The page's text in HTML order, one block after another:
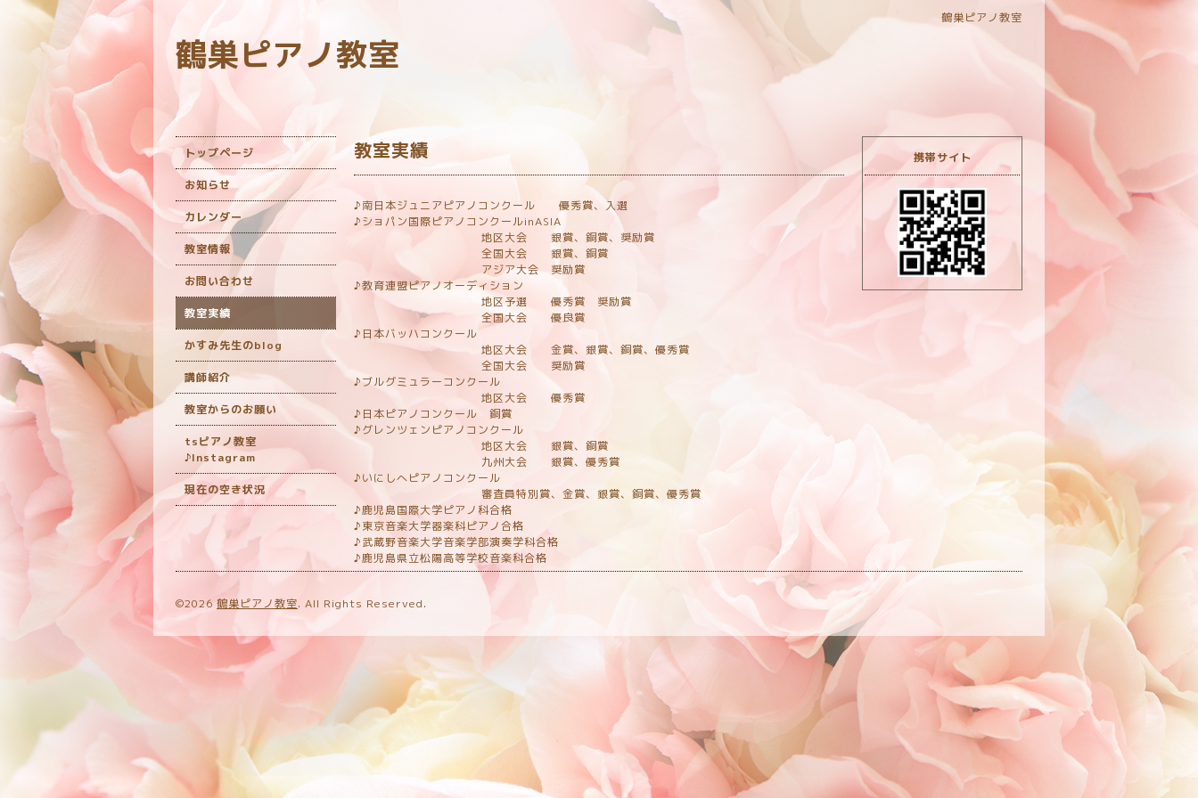
鶴巣ピアノ教室
鶴巣ピアノ教室
教室実績
♪南日本ジュニアピアノコンクール 優秀賞、入選
♪ショパン国際ピアノコンクールinASIA
地区大会 銀賞、銅賞、奨励賞
全国大会 銀賞、銅賞
アジア大会 奨励賞
♪教育連盟ピアノオーディション
地区予選 優秀賞 奨励賞
全国大会 優良賞
♪日本バッハコンクール
地区大会 金賞、銀賞、銅賞、優秀賞
全国大会 奨励賞
♪ブルグミュラーコンクール
地区大会 優秀賞
♪日本ピアノコンクール 銅賞
♪グレンツェンピアノコンクール
地区大会 銀賞、銅賞
九州大会 銀賞、優秀賞
♪いにしへピアノコンクール
審査員特別賞、金賞、銀賞、銅賞、優秀賞
♪鹿児島国際大学ピアノ科合格
♪東京音楽大学器楽科ピアノ合格
♪武蔵野音楽大学音楽学部演奏学科合格
♪鹿児島県立松陽高等学校音楽科合格
トップページ
お知らせ
カレンダー
教室情報
お問い合わせ
教室実績
かすみ先生のblog
講師紹介
教室からのお願い
tsピアノ教室
♪Instagram
現在の空き状況
携帯サイト
©2026 鶴巣ピアノ教室. All Rights Reserved.